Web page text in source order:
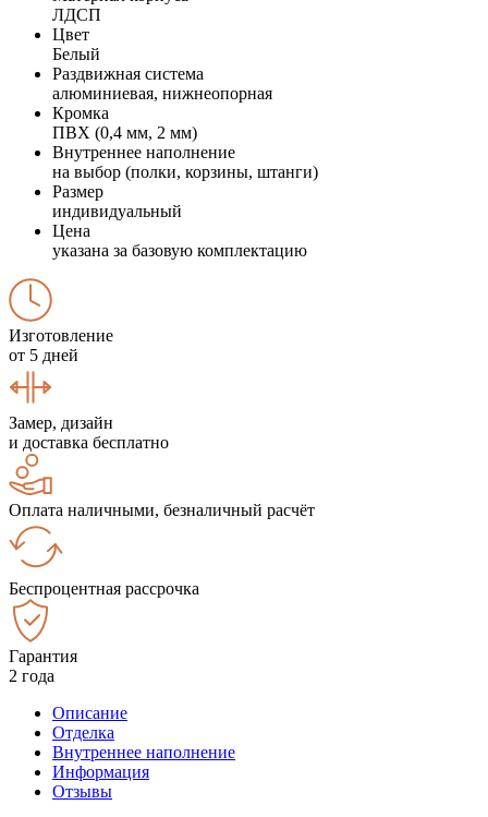
ЛДСП
Цвет
Белый
Раздвижная система
алюминиевая, нижнеопорная
Кромка
ПВХ (0,4 мм, 2 мм)
Внутреннее наполнение
на выбор (полки, корзины, штанги)
Размер
индивидуальный
Цена
указана за базовую комплектацию
Изготовление
от 5 дней
Замер, дизайн
и доставка бесплатно
Оплата наличными, безналичный расчёт
Беспроцентная рассрочка
Гарантия
2 года
Описание
Отделка
Внутреннее наполнение
Информация
Отзывы